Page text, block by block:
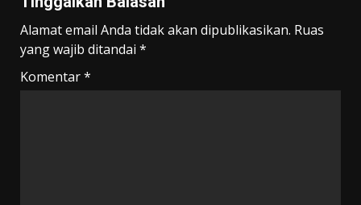
Alamat email Anda tidak akan dipublikasikan. Ruas
yang wajib ditandai *
Komentar*